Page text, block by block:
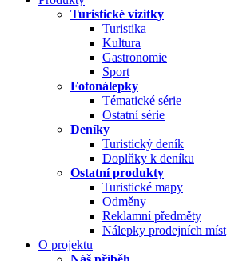
Turistické vizitky
Turistika
Kultura
Gastronomie
Sport
Fotonálepky
Tématické série
Ostatní série
Deníky
Turistický deník
Doplňky k deníku
Ostatní produkty
Turistické mapy
Odměny
Reklamní předměty
Nálepky prodejních míst
O projektu